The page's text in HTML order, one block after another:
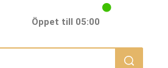
Öppet till 05:00